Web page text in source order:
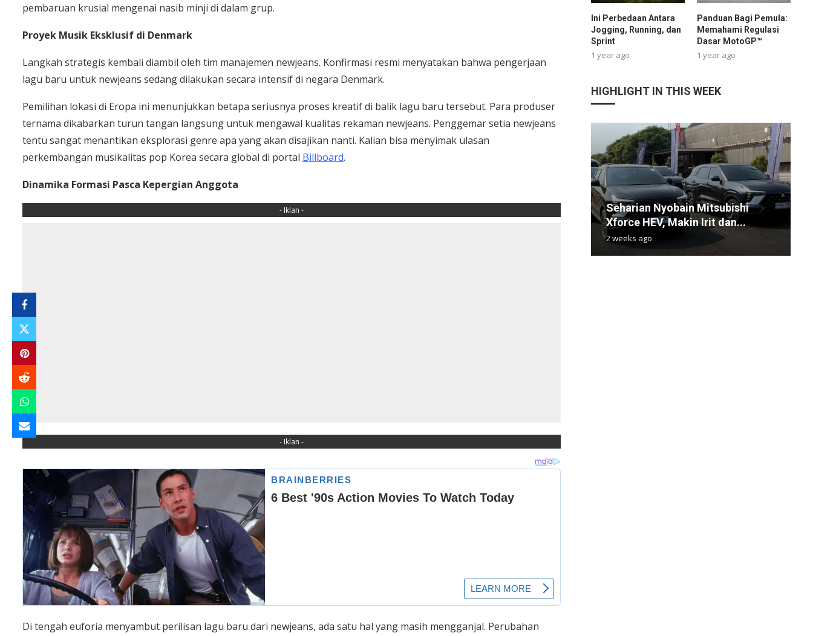
pembaruan krusial mengenai nasib minji di dalam grup.
Proyek Musik Eksklusif di Denmark
Langkah strategis kembali diambil oleh tim manajemen newjeans. Konfirmasi resmi menyatakan bahwa pengerjaan
lagu baru untuk newjeans sedang dilakukan secara intensif di negara Denmark.
Pemilihan lokasi di Eropa ini menunjukkan betapa seriusnya proses kreatif di balik lagu baru tersebut. Para produser
ternama dikabarkan turun tangan langsung untuk mengawal kualitas rekaman newjeans. Penggemar setia newjeans
tentu sangat menantikan eksplorasi genre apa yang akan disajikan nanti. Kalian bisa menyimak ulasan
perkembangan musikalitas pop Korea secara global di portal Billboard.
Dinamika Formasi Pasca Kepergian Anggota
- Iklan -
- Iklan -
Di tengah euforia menyambut perilisan lagu baru dari newjeans, ada satu hal yang masih mengganjal. Perubahan
Ini Perbedaan Antara
Jogging, Running, dan
Sprint
1 year ago
Panduan Bagi Pemula:
Memahami Regulasi
Dasar MotoGP™
1 year ago
HIGHLIGHT IN THIS WEEK
Seharian Nyobain Mitsubishi
Xforce HEV, Makin Irit dan...
2 weeks ago